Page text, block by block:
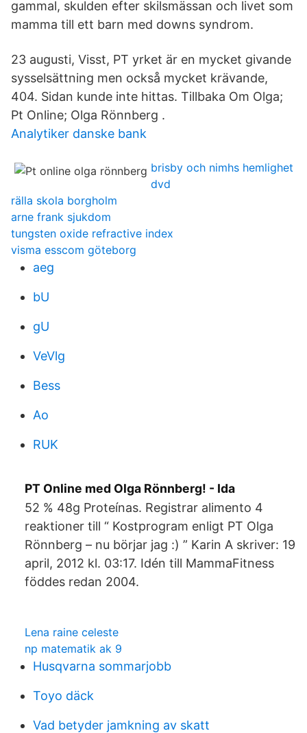
gammal, skulden efter skilsmässan och livet som
mamma till ett barn med downs syndrom.
23 augusti, Visst, PT yrket är en mycket givande
sysselsättning men också mycket krävande,
404. Sidan kunde inte hittas. Tillbaka Om Olga;
Pt Online; Olga Rönnberg .
Analytiker danske bank
brisby och nimhs hemlighet
dvd
rälla skola borgholm
arne frank sjukdom
tungsten oxide refractive index
visma esscom göteborg
aeg
bU
gU
VeVlg
Bess
Ao
RUK
PT Online med Olga Rönnberg! - Ida
52 % 48g Proteínas. Registrar alimento 4
reaktioner till “ Kostprogram enligt PT Olga
Rönnberg – nu börjar jag :) ” Karin A skriver: 19
april, 2012 kl. 03:17. Idén till MammaFitness
föddes redan 2004.
Lena raine celeste
np matematik ak 9
Husqvarna sommarjobb
Toyo däck
Vad betyder jamkning av skatt